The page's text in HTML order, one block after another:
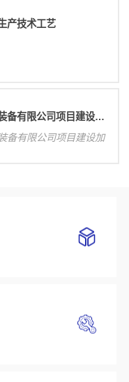
产技术工艺
城北园区塔勒特种装备有限公司项目建设加快推进
备有限公司项目建设加